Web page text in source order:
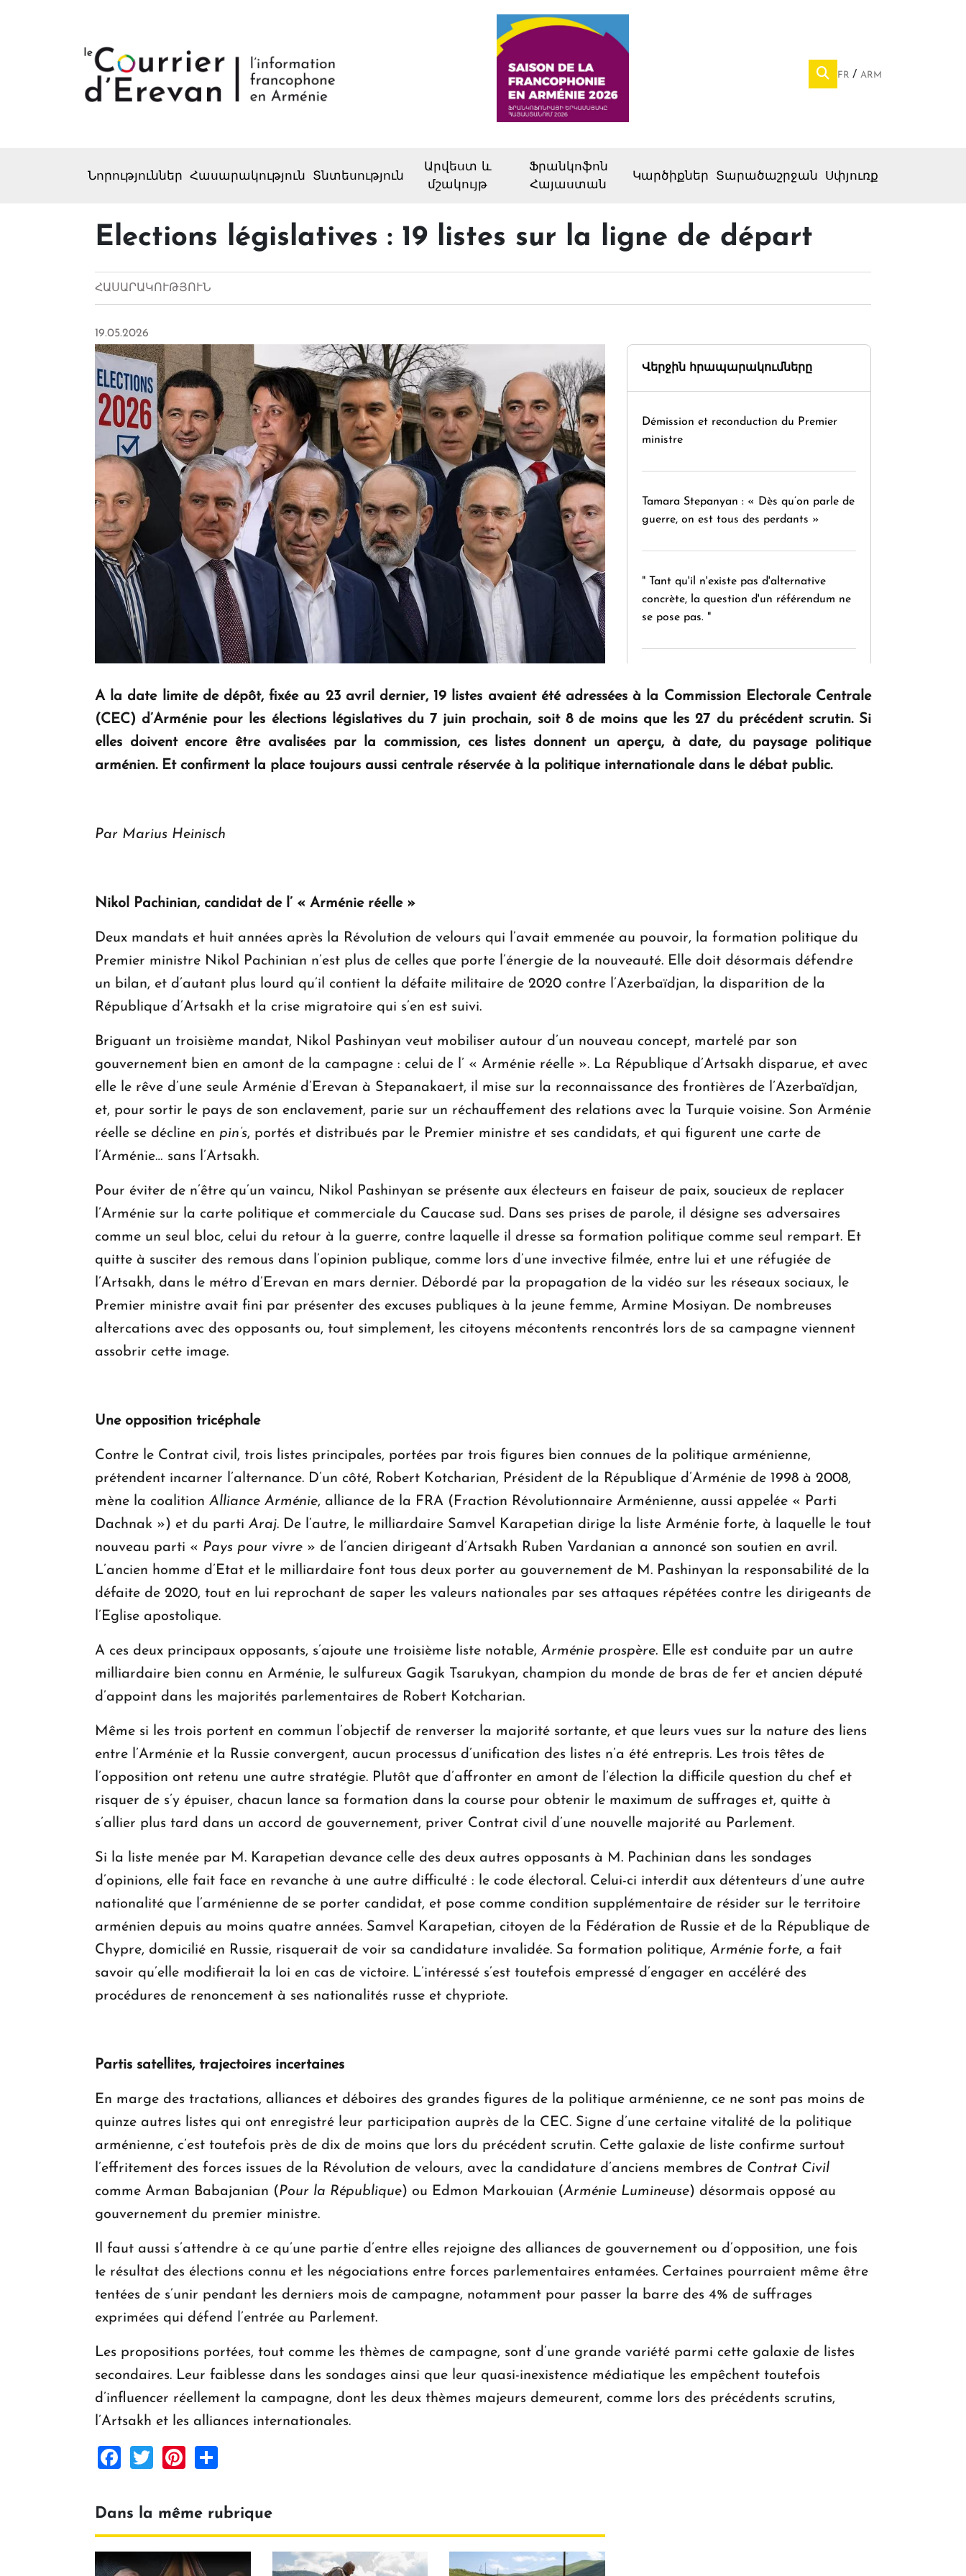
FR ARM
Նորություններ Հասարակություն Տնտեսություն
Արվեստ և
մշակույթ
Ֆրանկոֆոն
Հայաստան
Կարծիքներ Տարածաշրջան Սփյուռք
Elections législatives : 19 listes sur la ligne de départ
ՀԱՍԱՐԱԿՈՒԹՅՈՒՆ
19.05.2026
Վերջին հրապարակումները
Démission et reconduction du Premier
ministre
Tamara Stepanyan : « Dès qu’on parle de
guerre, on est tous des perdants »
" Tant qu'il n'existe pas d'alternative
concrète, la question d'un référendum ne
se pose pas. "
d'avenir en Arménie
Le premier hôtel Hyatt Regency
A la date limite de dépôt, fixée au 23 avril dernier, 19 listes avaient été adressées à la Commission Electorale Centrale
(CEC) d’Arménie pour les élections législatives du 7 juin prochain, soit 8 de moins que les 27 du précédent scrutin. Si
elles doivent encore être avalisées par la commission, ces listes donnent un aperçu, à date, du paysage politique
arménien. Et confirment la place toujours aussi centrale réservée à la politique internationale dans le débat public.
Par Marius Heinisch
Nikol Pachinian, candidat de l’ « Arménie réelle »
Deux mandats et huit années après la Révolution de velours qui l’avait emmenée au pouvoir, la formation politique du
Premier ministre Nikol Pachinian n’est plus de celles que porte l’énergie de la nouveauté. Elle doit désormais défendre
un bilan, et d’autant plus lourd qu’il contient la défaite militaire de 2020 contre l’Azerbaïdjan, la disparition de la
République d’Artsakh et la crise migratoire qui s’en est suivi.
Briguant un troisième mandat, Nikol Pashinyan veut mobiliser autour d’un nouveau concept, martelé par son
gouvernement bien en amont de la campagne : celui de l’ « Arménie réelle ». La République d’Artsakh disparue, et avec
elle le rêve d’une seule Arménie d’Erevan à Stepanakaert, il mise sur la reconnaissance des frontières de l’Azerbaïdjan,
et, pour sortir le pays de son enclavement, parie sur un réchauffement des relations avec la Turquie voisine. Son Arménie
réelle se décline en pin’s, portés et distribués par le Premier ministre et ses candidats, et qui figurent une carte de
l’Arménie… sans l’Artsakh.
Pour éviter de n’être qu’un vaincu, Nikol Pashinyan se présente aux électeurs en faiseur de paix, soucieux de replacer
l’Arménie sur la carte politique et commerciale du Caucase sud. Dans ses prises de parole, il désigne ses adversaires
comme un seul bloc, celui du retour à la guerre, contre laquelle il dresse sa formation politique comme seul rempart. Et
quitte à susciter des remous dans l’opinion publique, comme lors d’une invective filmée, entre lui et une réfugiée de
l’Artsakh, dans le métro d’Erevan en mars dernier. Débordé par la propagation de la vidéo sur les réseaux sociaux, le
Premier ministre avait fini par présenter des excuses publiques à la jeune femme, Armine Mosiyan. De nombreuses
altercations avec des opposants ou, tout simplement, les citoyens mécontents rencontrés lors de sa campagne viennent
assobrir cette image.
Une opposition tricéphale
Contre le Contrat civil, trois listes principales, portées par trois figures bien connues de la politique arménienne,
prétendent incarner l’alternance. D’un côté, Robert Kotcharian, Président de la République d’Arménie de 1998 à 2008,
mène la coalition Alliance Arménie, alliance de la FRA (Fraction Révolutionnaire Arménienne, aussi appelée « Parti
Dachnak ») et du parti Araj. De l’autre, le milliardaire Samvel Karapetian dirige la liste Arménie forte, à laquelle le tout
nouveau parti « Pays pour vivre » de l’ancien dirigeant d’Artsakh Ruben Vardanian a annoncé son soutien en avril.
L’ancien homme d’Etat et le milliardaire font tous deux porter au gouvernement de M. Pashinyan la responsabilité de la
défaite de 2020, tout en lui reprochant de saper les valeurs nationales par ses attaques répétées contre les dirigeants de
l’Eglise apostolique.
A ces deux principaux opposants, s’ajoute une troisième liste notable, Arménie prospère. Elle est conduite par un autre
milliardaire bien connu en Arménie, le sulfureux Gagik Tsarukyan, champion du monde de bras de fer et ancien député
d’appoint dans les majorités parlementaires de Robert Kotcharian.
Même si les trois portent en commun l’objectif de renverser la majorité sortante, et que leurs vues sur la nature des liens
entre l’Arménie et la Russie convergent, aucun processus d’unification des listes n’a été entrepris. Les trois têtes de
l’opposition ont retenu une autre stratégie. Plutôt que d’affronter en amont de l’élection la difficile question du chef et
risquer de s’y épuiser, chacun lance sa formation dans la course pour obtenir le maximum de suffrages et, quitte à
s’allier plus tard dans un accord de gouvernement, priver Contrat civil d’une nouvelle majorité au Parlement.
Si la liste menée par M. Karapetian devance celle des deux autres opposants à M. Pachinian dans les sondages
d’opinions, elle fait face en revanche à une autre difficulté : le code électoral. Celui-ci interdit aux détenteurs d’une autre
nationalité que l’arménienne de se porter candidat, et pose comme condition supplémentaire de résider sur le territoire
arménien depuis au moins quatre années. Samvel Karapetian, citoyen de la Fédération de Russie et de la République de
Chypre, domicilié en Russie, risquerait de voir sa candidature invalidée. Sa formation politique, Arménie forte, a fait
savoir qu’elle modifierait la loi en cas de victoire. L’intéressé s’est toutefois empressé d’engager en accéléré des
procédures de renoncement à ses nationalités russe et chypriote.
Partis satellites, trajectoires incertaines
En marge des tractations, alliances et déboires des grandes figures de la politique arménienne, ce ne sont pas moins de
quinze autres listes qui ont enregistré leur participation auprès de la CEC. Signe d’une certaine vitalité de la politique
arménienne, c’est toutefois près de dix de moins que lors du précédent scrutin. Cette galaxie de liste confirme surtout
l’effritement des forces issues de la Révolution de velours, avec la candidature d’anciens membres de Contrat Civil
comme Arman Babajanian (Pour la République) ou Edmon Markouian (Arménie Lumineuse) désormais opposé au
gouvernement du premier ministre.
Il faut aussi s’attendre à ce qu’une partie d’entre elles rejoigne des alliances de gouvernement ou d’opposition, une fois
le résultat des élections connu et les négociations entre forces parlementaires entamées. Certaines pourraient même être
tentées de s’unir pendant les derniers mois de campagne, notamment pour passer la barre des 4% de suffrages
exprimées qui défend l’entrée au Parlement.
Les propositions portées, tout comme les thèmes de campagne, sont d’une grande variété parmi cette galaxie de listes
secondaires. Leur faiblesse dans les sondages ainsi que leur quasi-inexistence médiatique les empêchent toutefois
d’influencer réellement la campagne, dont les deux thèmes majeurs demeurent, comme lors des précédents scrutins,
l’Artsakh et les alliances internationales.
Facebook
TwitterPinterest
Dans la même rubrique